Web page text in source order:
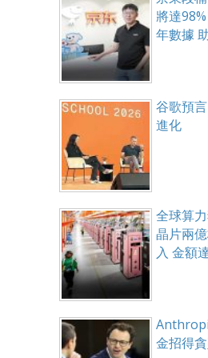
將達
年數據
谷歌預
進化
全球算
晶片兩
入 金額
金招得